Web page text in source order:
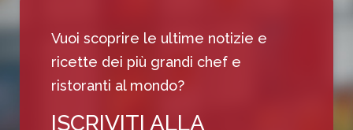
Vuoi scoprire le ultime notizie e
ricette dei più grandi chef e
ristoranti al mondo?
ISCRIVITI ALLA